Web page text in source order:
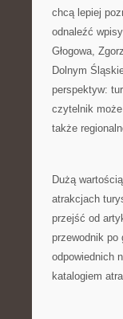
chcą lepiej
odnaleźć
Głogowa,
Dolnym
perspektyw:
czytelnik
także
Dużą
atrakcjach
przejść od
przewodnik
odpowiednich
katalogiem